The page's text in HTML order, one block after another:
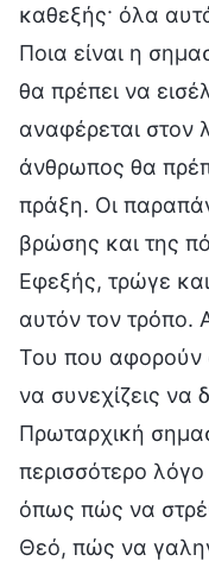
καθεξής· όλα
Ποια είναι η
θα πρέπει να
αναφέρεται στον
άνθρωπος θα
πράξη. Οι
βρώσης και της
Εφεξής, τρώγε
αυτόν τον τρόπο.
Του που αφορούν
να συνεχίζεις να
Πρωταρχική
περισσότερο
όπως πώς να
Θεό, πώς να